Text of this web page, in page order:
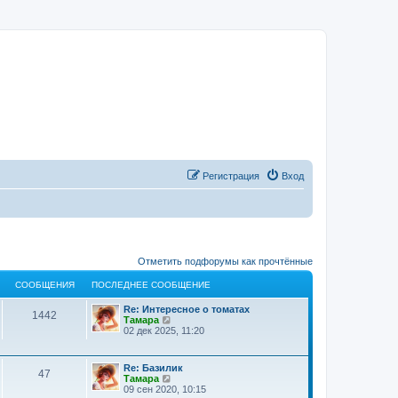
Вход
Регистрация
Отметить подфорумы как прочтённые
СООБЩЕНИЯ ПОСЛЕДНЕЕ СООБЩЕНИЕ
1442
Re: Интересное о томатах
Тамара
е
т
к
02 дек 2025, 11:20
47
Re: Базилик
Тамара
е
09 сен 2020, 10:15